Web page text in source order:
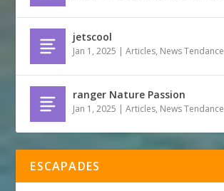
jetscool
Jan 1, 2025 |Articles, News Tendance
ranger Nature Passion
Jan 1, 2025 |Articles, News Tendance
ESCAPADES